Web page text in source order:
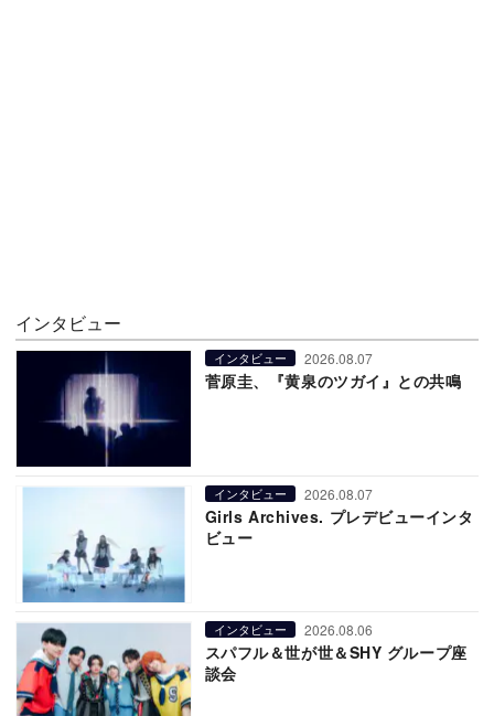
インタビュー
インタビュー 2026.08.07
菅原圭、『黄泉のツガイ』との共鳴
インタビュー 2026.08.07
Girls Archives. プレデビューインタ
ビュー
インタビュー 2026.08.06
スパフル＆世が世＆SHY グループ座
談会